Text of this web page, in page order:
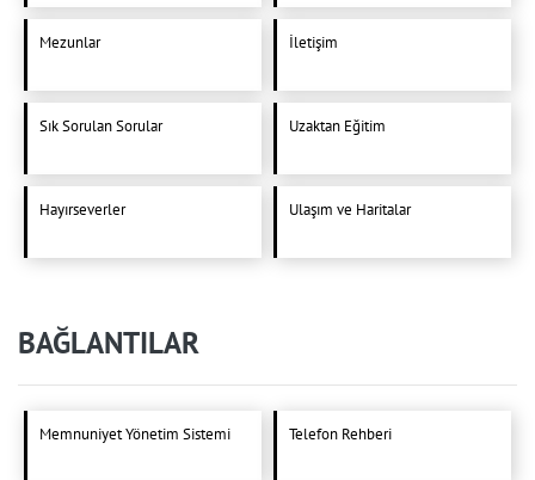
Mezunlar İletişim
Sık Sorulan Sorular Uzaktan Eğitim
Hayırseverler Ulaşım ve Haritalar
BAĞLANTILAR
Memnuniyet Yönetim Sistemi Telefon Rehberi